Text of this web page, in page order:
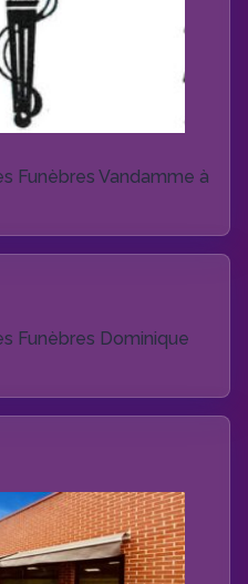
Funèbres Vandamme à
Funèbres Dominique